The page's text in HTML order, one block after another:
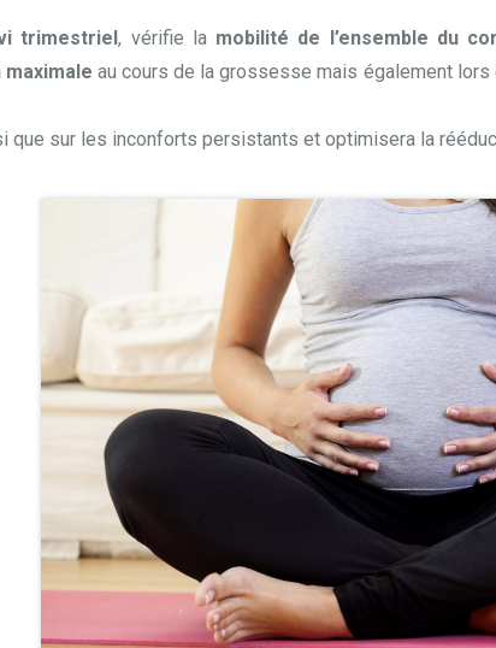
trimestriel, vérifie la mobilité de l’ensemble du
au cours de la grossesse mais également lors
que sur les inconforts persistants et optimisera la